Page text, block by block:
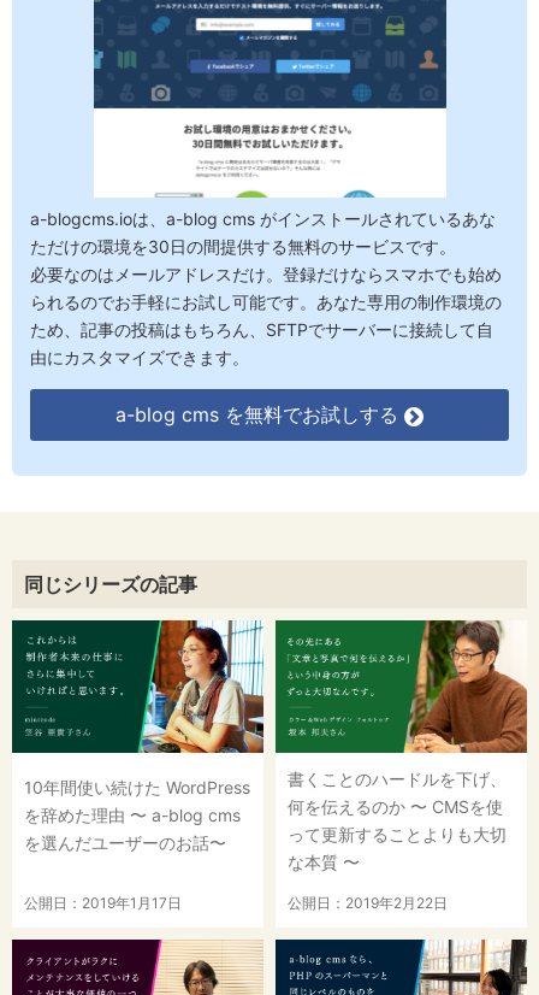
a-blogcms.ioは、a-blog cms がインストールされているあな
ただけの環境を30日の間提供する無料のサービスです。
必要なのはメールアドレスだけ。登録だけならスマホでも始め
られるのでお手軽にお試し可能です。あなた専用の制作環境の
ため、記事の投稿はもちろん、SFTPでサーバーに接続して自
由にカスタマイズできます。
a-blog cms を無料でお試しする
同じシリーズの記事
10年間使い続けた WordPress
を辞めた理由 〜 a-blog cms
を選んだユーザーのお話〜
公開日：2019年1月17日
書くことのハードルを下げ、
何を伝えるのか 〜 CMSを使
って更新することよりも大切
な本質 〜
公開日：2019年2月22日